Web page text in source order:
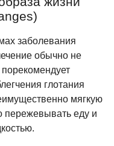
заболевания
обычно не
глотания
мягкую
пережевывать еду и